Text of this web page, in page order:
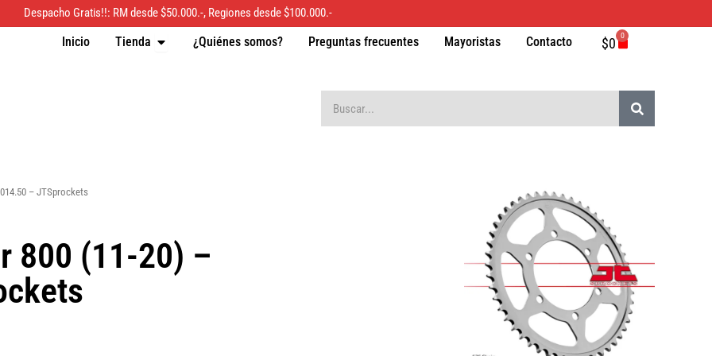
Despacho Gratis!!: RM desde $50.000.-, Regiones desde $100.000.-
Inicio Tienda Open Tienda¿Quiénes somos? Preguntas frecuentes Mayoristas Contacto $0 0
– JTSprockets
800 (11-20) –